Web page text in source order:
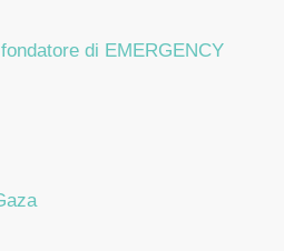
di EMERGENCY